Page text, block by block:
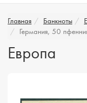
Главная Банкноты
Германия, 50
Европа